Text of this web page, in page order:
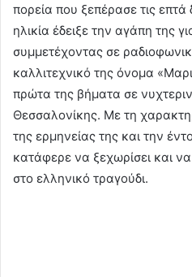
πορεία που ξεπέρασε τις
ηλικία έδειξε την αγάπη της
συμμετέχοντας σε
καλλιτεχνικό της όνομα
πρώτα της βήματα σε
Θεσσαλονίκης. Με τη
της ερμηνείας της και την
κατάφερε να ξεχωρίσει και
στο ελληνικό τραγούδι.